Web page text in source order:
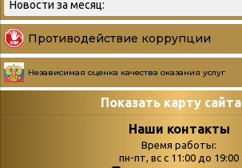
Противодействие коррупции
Независимая оценка качества оказания услуг
Показать карту сайта
СтраницыНаши контакты
Время работы:
пн-пт, вс с 11:00 до 19:00